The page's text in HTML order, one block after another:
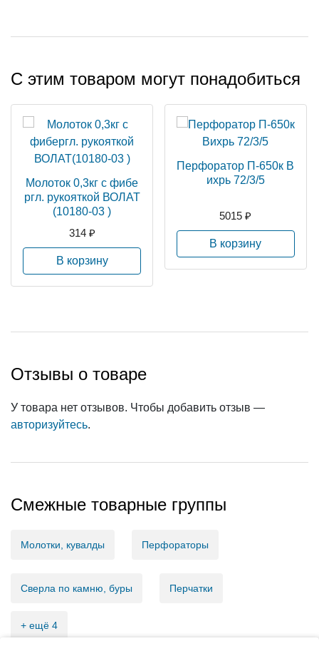
С этим товаром могут понадобиться
Молоток 0,3кг с фибе
ргл. рукояткой ВОЛАТ
(10180-03 )
314 ₽
В корзину
Перфоратор П-650к В
ихрь 72/3/5
5015 ₽
В корзину
Отзывы о товаре
У товара нет отзывов. Чтобы добавить отзыв —
авторизуйтесь.
Смежные товарные группы
Молотки, кувалды Перфораторы
Сверла по камню, буры Перчатки
+ ещё 4